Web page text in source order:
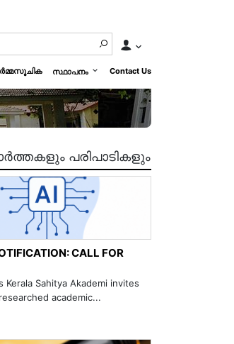
സ്ഥാപനം Contact Us
പരിപാടികളും
CALL FOR
Kerala Sahitya Akademi invites
academic...